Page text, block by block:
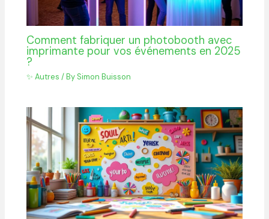
Comment fabriquer un photobooth avec
imprimante pour vos événements en 2025
?
✨ Autres / By Simon Buisson